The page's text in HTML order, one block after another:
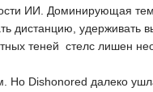
ИИ. Доминирующая
дистанцию, удерживать
теней  стелс лишен
Dishonored далеко